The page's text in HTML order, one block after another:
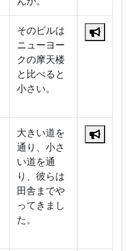
そのビルは
ニューヨー
クの摩天楼
と比べると
小さい。
大きい道を
通り、小さ
い道を通
り、彼らは
田舎までや
ってきまし
た。